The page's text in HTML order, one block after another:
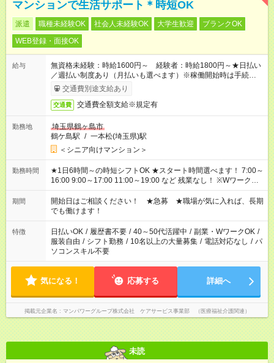
マンションで生活サポート＊時短OK
派遣 職種未経験OK 社会人未経験OK 大学生歓迎
ブランクOK
WEB登録・面接OK
給与
無資格未経験：時給1600円～ 経験者：時給1800円～★日払い
／週払い制度あり（月払いも選べます）※稼働開始時は手続き完
了次第のお支払いとなります。
交通費別途支給あり
交通費 交通費全額支給※規定有
勤務地
埼玉県鶴ヶ島市
鶴ケ島駅 / 一本松(埼玉県)駅
＜シニア向けマンション＞
勤務時間
★1日6時間～の時短シフトOK ★スタート時間選べます！ 7:00～
16:00 9:00～17:00 11:00～19:00 など 残業なし！ ※Wワークの
場合、他のお仕事と合わせ週40時間超の就業はご案内できませ
ん ※法令に基づき、週20時間以上勤務は社会保険への加入対象
となります ※労働者派遣法（日雇い派遣の原則禁止）により、
短時間・短期間の就業はご案内が難しい場合があります
期間
開始日はご相談ください！ ★急募 ★職場が気に入れば、長期
でも働けます！
特徴 日払いOK / 履歴書不要 / 40～50代活躍中 / 副業・WワークOK /
服装自由 / シフト勤務 / 10名以上の大量募集 / 電話対応なし / パ
ソコンスキル不要
気になる！ 応募する 詳細へ
掲載元企業名 マンパワーグループ株式会社 ケアサービス事業部 （医療福祉介護関連）
未読